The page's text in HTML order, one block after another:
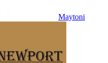
Maytoni